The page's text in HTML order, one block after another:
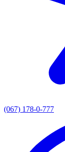
(067) 178-0-777